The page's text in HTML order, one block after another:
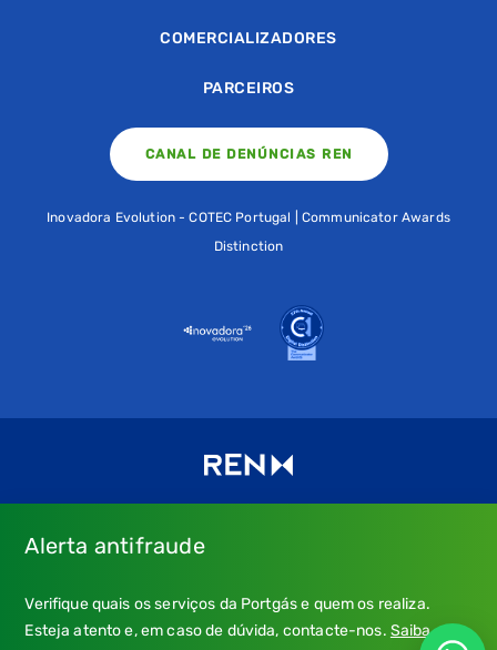
COMERCIALIZADORES
PARCEIROS
CANAL DE DENÚNCIAS REN
Inovadora Evolution - COTEC Portugal | Communicator Awards
Distinction
a nossaPolítica de Cookies.
* Emergência Gás: 24 horas, chamada grátis.
Alerta antifraude
Verifique quais os serviços da Portgás e quem os realiza.
Esteja atento e, em caso de dúvida, contacte-nos. Saiba